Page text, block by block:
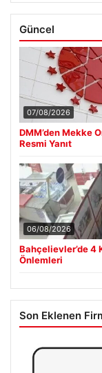
Güncel
07/08/2026
DMM’den Mekke
Resmi Yanıt
06/08/2026
Bahçelievler’de 4
Önlemleri
Son Eklenen